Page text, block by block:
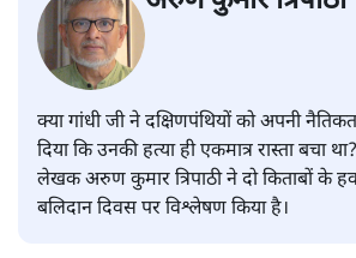
क्या गांधी जी ने दक्षिणपंथियों को अपनी
दिया कि उनकी हत्या ही एकमात्र रास्ता बचा
लेखक अरुण कुमार त्रिपाठी ने दो किताबों के
बलिदान दिवस पर विश्लेषण किया है।